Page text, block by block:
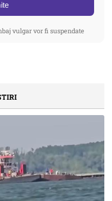
vulgar vor fi suspendate